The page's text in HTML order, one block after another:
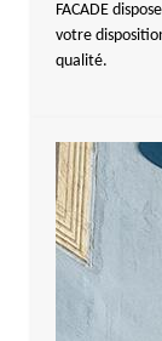
FACADE
votre
qualité.